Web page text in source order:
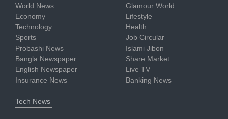
World News
Economy
Technology
Sports
Probashi News
Bangla Newspaper
English Newspaper
Insurance News
Glamour World
Lifestyle
Health
Job Circular
Islami Jibon
Share Market
Live TV
Banking News
Tech News